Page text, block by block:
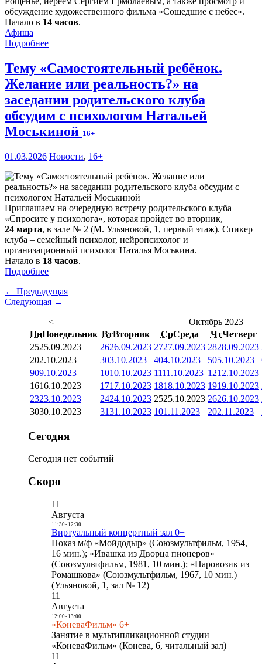
обсуждение художественного фильма «Сошедшие с небес».
Начало в 14 часов.
Афиша
Подробнее
Тему «Самостоятельный ребёнок.
Желание или реальность?» на
заседании родительского клуба
обсудим с психологом Натальей
Моськиной 16+
01.03.2026 Новости, 16+
Приглашаем на очередную встречу родительского клуба
«Спросите у психолога», которая пройдет во вторник,
24 марта, в зале № 2 (М. Ульяновой, 1, первый этаж). Спикер
клуба – семейный психолог, нейропсихолог и
организационный психолог Наталья Моськина.
Начало в 18 часов.
Подробнее
← Предыдущая
Следующая →
<
Октябрь 2023
ПнПонедельник ВтВторник СрСреда ЧтЧетверг
2525.09.2023 2626.09.2023 2727.09.2023 2828.09.2023
202.10.2023 303.10.2023 404.10.2023 505.10.2023
909.10.2023 1010.10.2023 1111.10.2023 1212.10.2023
1616.10.2023 1717.10.2023 1818.10.2023 1919.10.2023
2323.10.2023 2424.10.2023 2525.10.2023 2626.10.2023
3030.10.2023 3131.10.2023 101.11.2023 202.11.2023
Сегодня
Сегодня нет событий
Скоро
11
Августа
11:30- 12:30
Виртуальный концертный зал 0+
Показ м/ф «Мойдодыр» (Союзмультфильм, 1954,
16 мин.); «Ивашка из Дворца пионеров»
(Союзмультфильм, 1981, 10 мин.); «Паровозик из
Ромашкова» (Союзмультфильм, 1967, 10 мин.)
(Ульяновой, 1, зал № 12)
11
Августа
12:00- 13:00
«КоневаФильм» 6+
Занятие в мультипликационной студии
«КоневаФильм» (Конева, 6, читальный зал)
11